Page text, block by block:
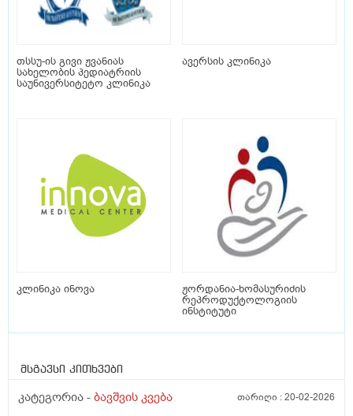
თსსუ-ის გივი ჟვანიას
სახელობის პედიატრიის
საუნივერსიტეტო კლინიკა
ავერსის კლინიკა
კლინიკა ინოვა
ჟორდანია-ხომასურიძის
რეპროდუქტოლოგიის
ინსტიტუტი
მსგავსი კითხვები
კატეგორია - ბავშვის კვება თარიღი :20-02-2026